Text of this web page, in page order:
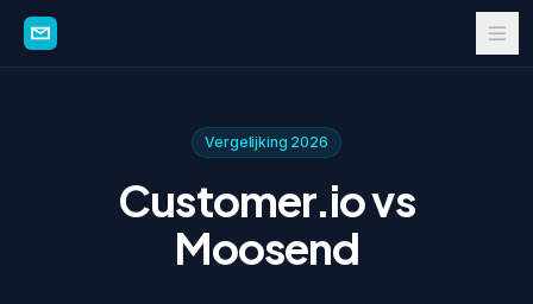
Vergelijking 2026
Customer.io vs
Moosend